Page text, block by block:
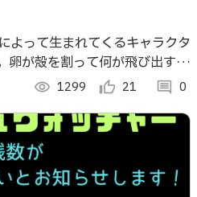
よって生まれてくるキャラクタ
卵が殻を割って何が飛び出すか
るかワクワクしよう！」
visibility 1299 thumb_up_alt 21 comment 0